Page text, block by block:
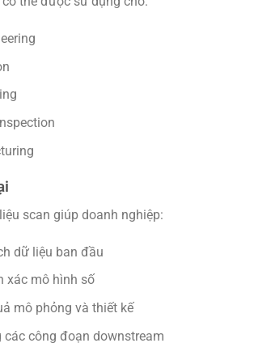
scan giúp doanh nghiệp:
dữ liệu ban đầu
xác mô hình số
mô phỏng và thiết kế
các công đoạn downstream